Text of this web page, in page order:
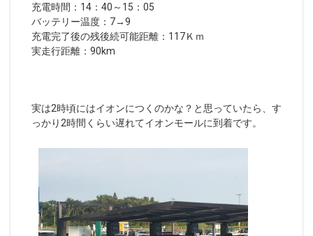
充電時間：14：40～15：05
バッテリー温度：7→9
充電完了後の残後続可能距離：117Ｋｍ
実走行距離：90km
実は2時頃にはイオンにつくのかな？と思っていたら、す
っかり2時間くらい遅れてイオンモールに到着です。